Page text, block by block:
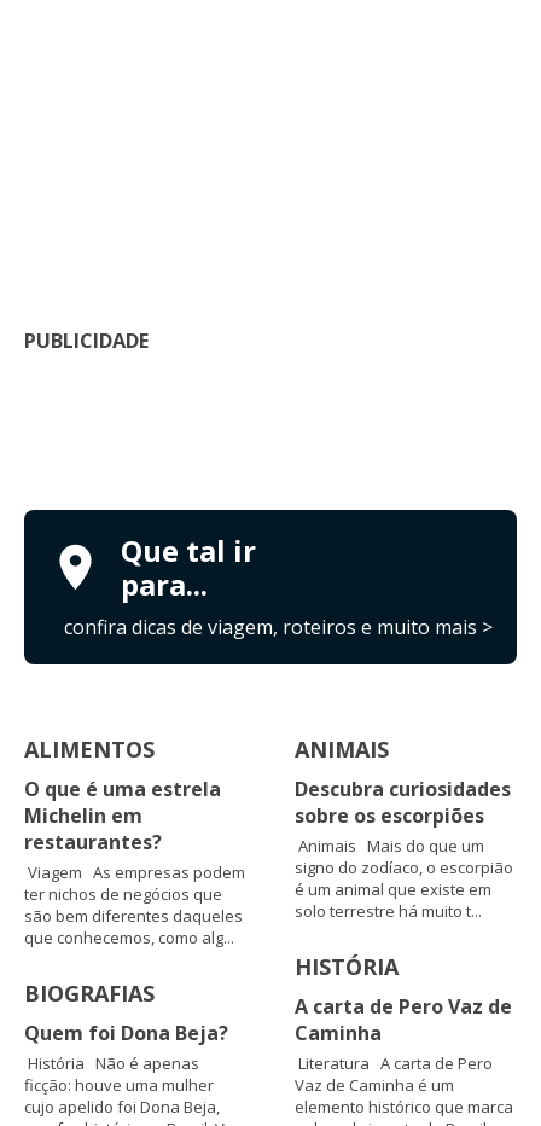
PUBLICIDADE
Que tal ir
para...
confira dicas de viagem, roteiros e muito mais >
ALIMENTOS
O que é uma estrela
Michelin em
restaurantes?
Viagem As empresas podem
ter nichos de negócios que
são bem diferentes daqueles
que conhecemos, como alg...
BIOGRAFIAS
Quem foi Dona Beja?
História Não é apenas
ficção: houve uma mulher
cujo apelido foi Dona Beja,
ANIMAIS
Descubra curiosidades
sobre os escorpiões
Animais Mais do que um
signo do zodíaco, o escorpião
é um animal que existe em
solo terrestre há muito t...
HISTÓRIA
A carta de Pero Vaz de
Caminha
Literatura A carta de Pero
Vaz de Caminha é um
elemento histórico que marca